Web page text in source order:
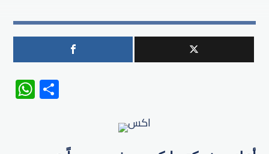
WhatsApp